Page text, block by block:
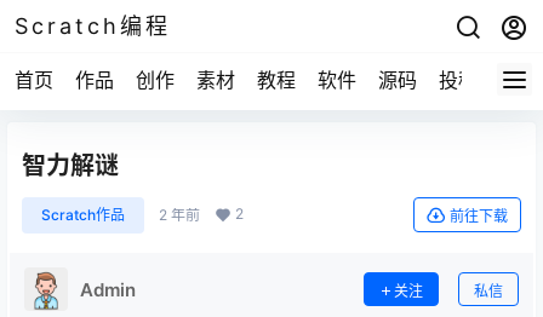
Scratch编程
首页 作品 创作 素材 教程 软件 源码 投稿 关于
智力解谜
Scratch作品 2 年前 2 前往下载
Admin 关注 私信